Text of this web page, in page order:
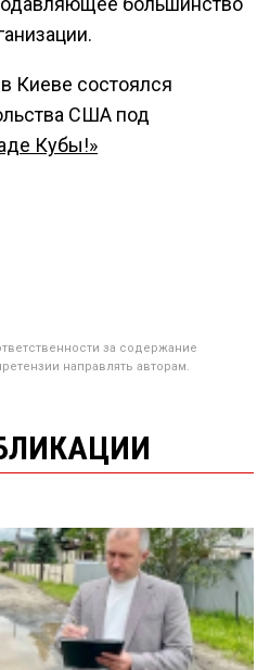
Киеве состоялся
США под
Кубы!»
за содержание
направлять авторам.